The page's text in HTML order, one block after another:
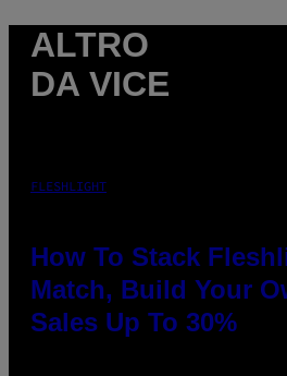
ALTRO
DA VICE
FLESHLIGHT
How To Stack
Match, Build Your
Sales Up To 30%